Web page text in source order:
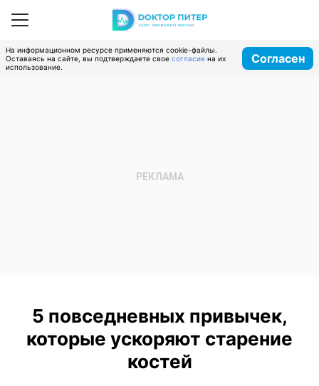
На информационном ресурсе применяются cookie-файлы.
Оставаясь на сайте, вы подтверждаете свое согласие на их
использование.
Согласен
5 повседневных привычек,
которые ускоряют старение
костей